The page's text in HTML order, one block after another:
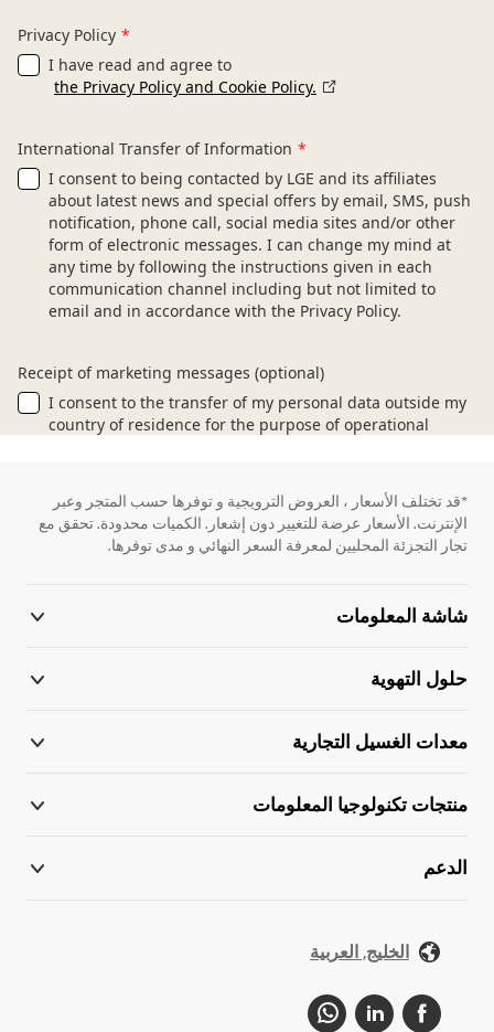
*قد تختلف الأسعار ، العروض الترويجية و توفرها حسب المتجر وعبر
الإنترنت. الأسعار عرضة للتغيير دون إشعار. الكميات محدودة. تحقق مع
تجار التجزئة المحليين لمعرفة السعر النهائي و مدى توفرها.
شاشة المعلومات
حلول التهوية
معدات الغسيل التجارية
منتجات تكنولوجيا المعلومات
الدعم
الخليج, العربية